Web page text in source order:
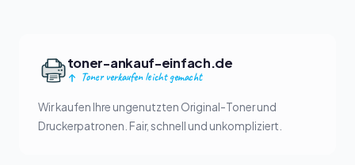
toner-ankauf-einfach.de
Toner verkaufen leicht gemacht
Wir kaufen Ihre ungenutzten Original-Toner und
Druckerpatronen. Fair, schnell und unkompliziert.